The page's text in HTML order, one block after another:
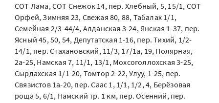
СОТ Лама, СОТ Снежок 14, пер. Хлебный, 5, 15/1, СОТ
Орфей, Зимняя 23, Свежая 80, 88, Табалах 1/1,
Семейная 2/3-44/4, Алданская 3-24, Янская 1-37, пер.
Ясный 45, 50, 54, Депутатская 1-16, пер. Тихий, 1/2-
14/1, пер. Стахановский, 11/3, 17/1а, 19, Полярная,
2а-25, Намская 7, 11/1, 13/1, Мохсоголлохская 3-25,
Сырдахская 1/1-20, Томтор 2-22, Улуу, 1-25, пер.
Связистов 1а-20, пер. Саас 1, 1/1, 1/2, 4, Берёзовая
роща 5, 6/1, Намский тр. 1 км, пер. Осенний, пер.